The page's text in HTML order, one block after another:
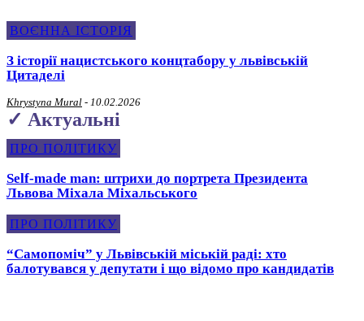
ВОЄННА ІСТОРІЯ
З історії нацистського концтабору у львівській
Цитаделі
Khrystyna Mural - 10.02.2026
✓ Актуальні
ПРО ПОЛІТИКУ
Self-made man: штрихи до портрета Президента
Львова Міхала Міхальського
ПРО ПОЛІТИКУ
“Самопоміч” у Львівській міській раді: хто
балотувався у депутати і що відомо про кандидатів